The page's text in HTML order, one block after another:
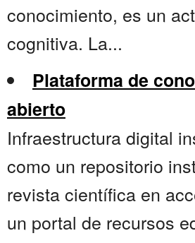
conocimiento, es un
cognitiva. La...
Plataforma de
abierto
Infraestructura digital
como un repositorio
revista científica en
un portal de recursos